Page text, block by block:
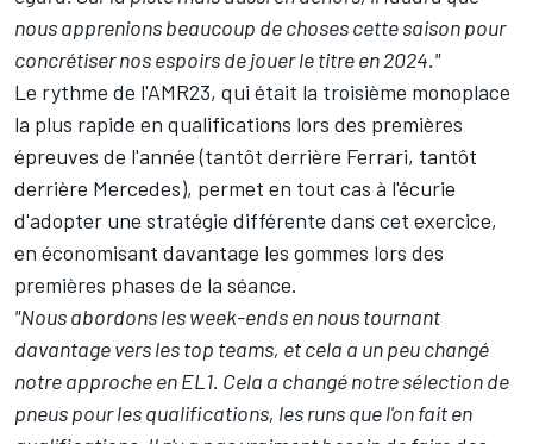
nous apprenions beaucoup de choses cette saison pour
concrétiser nos espoirs de jouer le titre en 2024."
Le rythme de l'AMR23, qui était la troisième monoplace
la plus rapide en qualifications lors des premières
épreuves de l'année (tantôt derrière Ferrari, tantôt
derrière Mercedes), permet en tout cas à l'écurie
d'adopter une stratégie différente dans cet exercice,
en économisant davantage les gommes lors des
premières phases de la séance.
"Nous abordons les week-ends en nous tournant
davantage vers les top teams, et cela a un peu changé
notre approche en EL1. Cela a changé notre sélection de
pneus pour les qualifications, les runs que l'on fait en